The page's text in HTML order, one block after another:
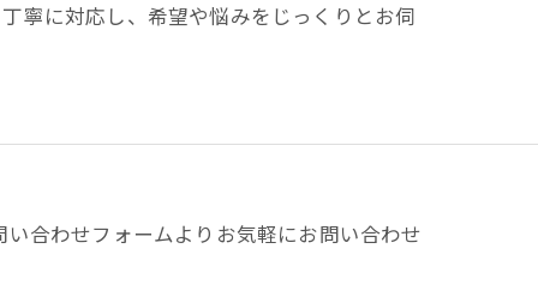
寧に対応し、希望や悩みをじっくりとお伺
合わせフォームよりお気軽にお問い合わせ